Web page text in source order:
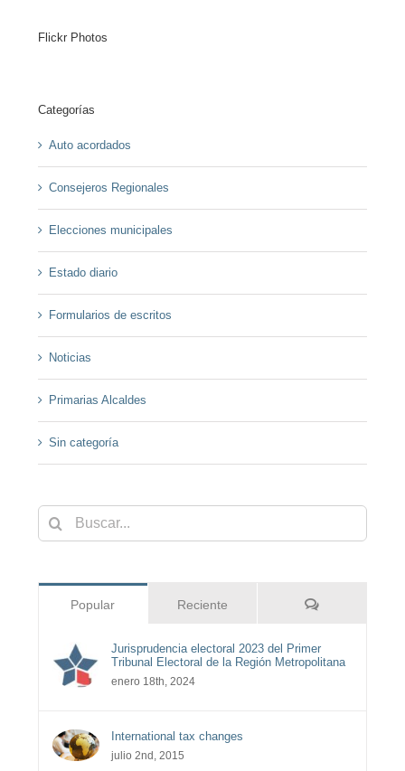
Flickr Photos
Categorías
Auto acordados
Consejeros Regionales
Elecciones municipales
Estado diario
Formularios de escritos
Noticias
Primarias Alcaldes
Sin categoría
Buscar:
Popular Reciente Comentarios
Jurisprudencia electoral 2023 del Primer
Tribunal Electoral de la Región Metropolitana
enero 18th, 2024
International tax changes
julio 2nd, 2015